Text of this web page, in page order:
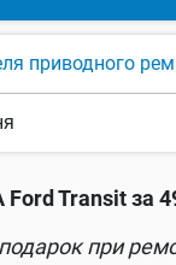
приводного
Transit за
при